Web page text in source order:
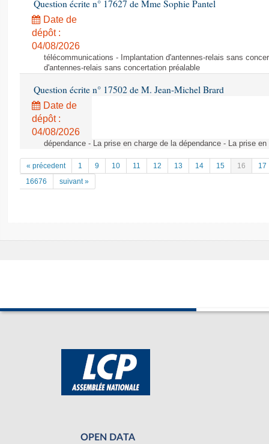
Question écrite n° 17627 de Mme Sophie Pantel
Date de
dépôt :
04/08/2026
télécommunications - Implantation d'antennes-relais sans
d'antennes-relais sans concertation préalable
Question écrite n° 17502 de M. Jean-Michel Brard
Date de
dépôt :
04/08/2026
dépendance - La prise en charge de la dépendance - La prise
« précedent 1 9 10 11 12 13 14 15 16
17
16676
suivant »
OPEN DATA